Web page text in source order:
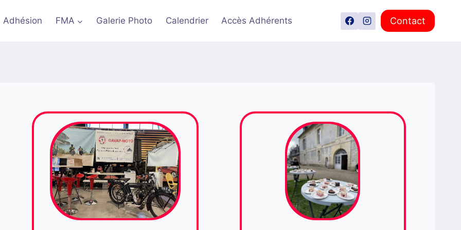
Adhésion FMA Galerie Photo Calendrier Accès Adhérents Contact